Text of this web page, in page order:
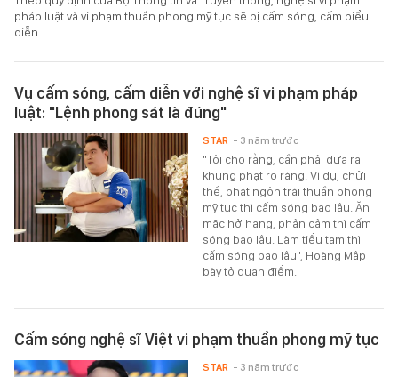
pháp luật và vi phạm thuần phong mỹ tục sẽ bị cấm sóng, cấm biểu
diễn.
Vụ cấm sóng, cấm diễn với nghệ sĩ vi phạm pháp
luật: "Lệnh phong sát là đúng"
"Tôi cho rằng, cần phải đưa ra
khung phạt rõ ràng. Ví dụ, chửi
thề, phát ngôn trái thuần phong
mỹ tục thì cấm sóng bao lâu. Ăn
mặc hở hang, phản cảm thì cấm
sóng bao lâu. Làm tiểu tam thì
cấm sóng bao lâu", Hoàng Mập
bày tỏ quan điểm.
STAR - 3 năm trước
Cấm sóng nghệ sĩ Việt vi phạm thuần phong mỹ tục
STAR - 3 năm trước